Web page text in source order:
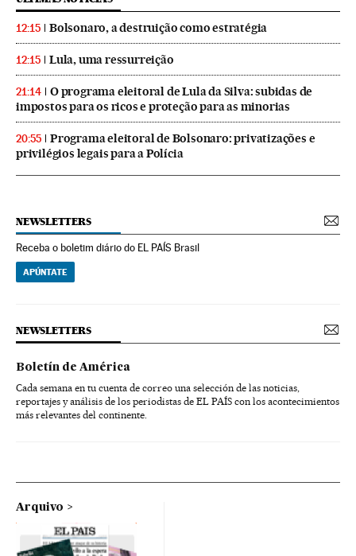
12:15 Bolsonaro, a destruição como estratégia
12:15 Lula, uma ressurreição
21:14
O programa eleitoral de Lula da Silva: subidas de
impostos para os ricos e proteção para as minorias
20:55
Programa eleitoral de Bolsonaro: privatizações e
privilégios legais para a Polícia
NEWSLETTERS
Receba o boletim diário do EL PAÍS Brasil
APÚNTATE
NEWSLETTERS
Boletín de América
Cada semana en tu cuenta de correo una selección de las noticias,
reportajes y análisis de los periodistas de EL PAÍS con los acontecimientos
más relevantes del continente.
Arquivo